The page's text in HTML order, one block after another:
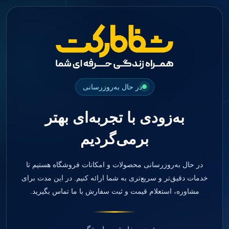
در حال به‌روزرسانی
به‌زودی با تجربه‌ای بهتر
برمی‌گردیم
در حال به‌روزرسانی محصولات و امکانات فروشگاه هستیم تا
خدمات دقیق‌تر و سریع‌تری به شما ارائه کنیم. در این مدت برای
مشاوره، استعلام قیمت و ثبت سفارش با ما تماس بگیرید.
جستجو
Impression Coping
صفحه اصلی
دندانپزشکی
مواد ترمیمی
کامپوزیت
کامپوزیت فلو
اسید اچ
باندینگ
بلیچینگ